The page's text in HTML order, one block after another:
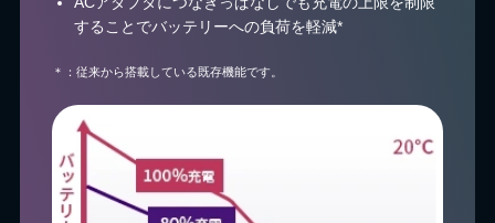
することでバッテリーへの負荷を軽減*
＊：従来から搭載している既存機能です。